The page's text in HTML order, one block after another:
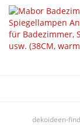
dekoideen-